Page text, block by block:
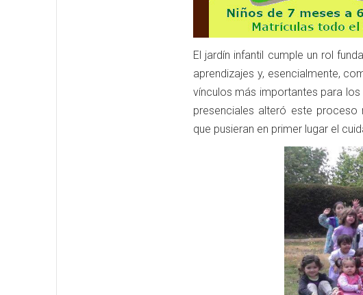
El jardín infantil cumple un rol
aprendizajes y, esencialmente,
vínculos más importantes para
presenciales alteró este
que pusieran en primer lugar el